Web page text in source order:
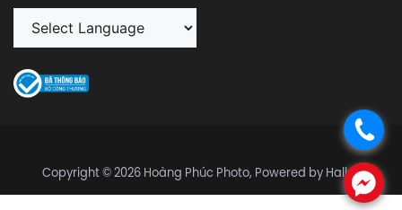
.
.
Copyright © 2026 Hoàng Phúc Photo, Powered by Halley